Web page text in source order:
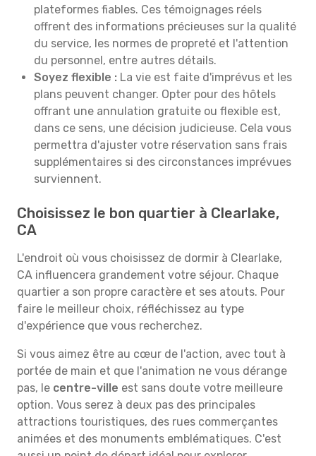
plateformes fiables. Ces témoignages réels
offrent des informations précieuses sur la qualité
du service, les normes de propreté et l'attention
du personnel, entre autres détails.
Soyez flexible : La vie est faite d'imprévus et les
plans peuvent changer. Opter pour des hôtels
offrant une annulation gratuite ou flexible est,
dans ce sens, une décision judicieuse. Cela vous
permettra d'ajuster votre réservation sans frais
supplémentaires si des circonstances imprévues
surviennent.
Choisissez le bon quartier à Clearlake,
CA
L'endroit où vous choisissez de dormir à Clearlake,
CA influencera grandement votre séjour. Chaque
quartier a son propre caractère et ses atouts. Pour
faire le meilleur choix, réfléchissez au type
d'expérience que vous recherchez.
Si vous aimez être au cœur de l'action, avec tout à
portée de main et que l'animation ne vous dérange
pas, le centre-ville est sans doute votre meilleure
option. Vous serez à deux pas des principales
attractions touristiques, des rues commerçantes
animées et des monuments emblématiques. C'est